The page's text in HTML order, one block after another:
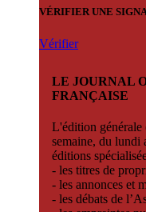
VÉRIFIER UNE
Vérifier
LE JOURNAL
FRANÇAISE
L'édition générale
semaine, du lundi
éditions
- les titres de
- les annonces et
- les débats de